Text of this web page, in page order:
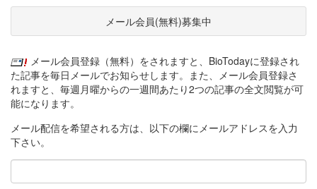
メール会員(無料)募集中
メール会員登録（無料）をされますと、BioTodayに登録され
た記事を毎日メールでお知らせします。また、メール会員登録さ
れますと、毎週月曜からの一週間あたり2つの記事の全文閲覧が可
能になります。
メール配信を希望される方は、以下の欄にメールアドレスを入力
下さい。